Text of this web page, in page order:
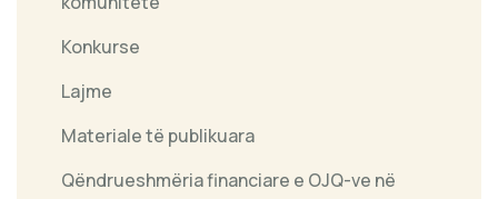
Konkurse
Lajme
Materiale të publikuara
Qëndrueshmëria financiare e OJQ-ve në